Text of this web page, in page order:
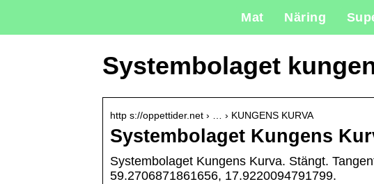
Mat Näring
Systembolaget
http s://oppettider.net › … › KUNGENS KURVA
Systembolaget Kungens
Systembolaget Kungens Kurva. Stängt.
59.2706871861656, 17.9220094791799.